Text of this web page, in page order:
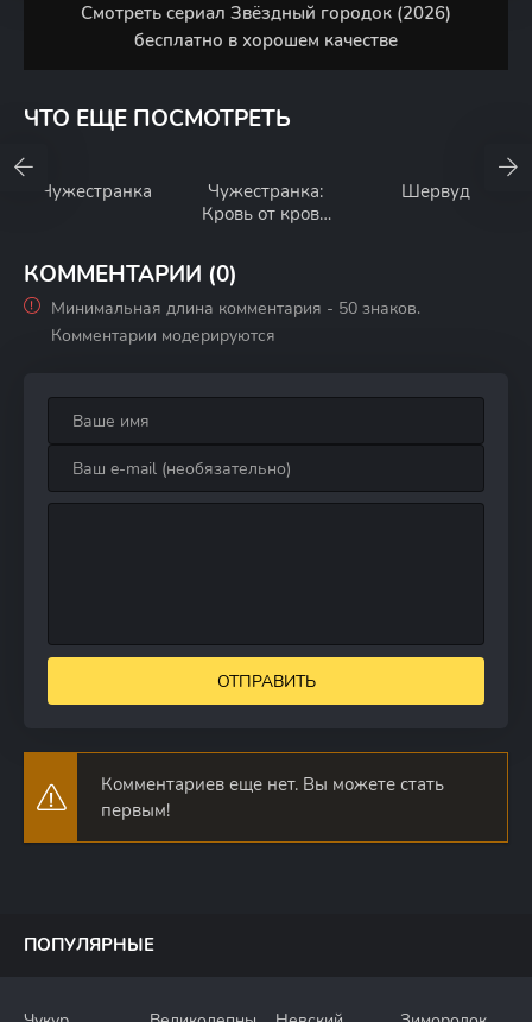
Смотреть сериал Звёздный городок (2026)
бесплатно в хорошем качестве
ЧТО ЕЩЕ ПОСМОТРЕТЬ
Чужестранка
Чужестранка:
Кровь от крови
Шервуд
КОММЕНТАРИИ (0)
Минимальная длина комментария - 50 знаков.
Комментарии модерируются
ОТПРАВИТЬ
Комментариев еще нет. Вы можете стать
первым!
ПОПУЛЯРНЫЕ